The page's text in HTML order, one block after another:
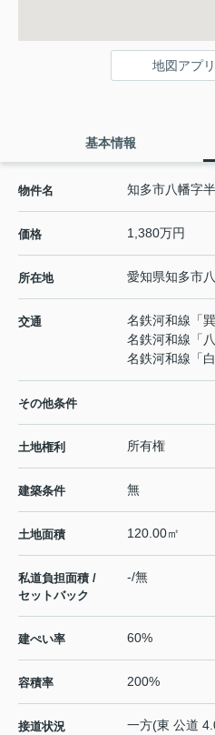
地図アプ
基本情報
物件名 知多市八幡字
価格 1,380万円
所在地 愛知県知多市
交通 名鉄河和線 「
名鉄河和線 「
名鉄河和線 「
その他条件
土地権利 所有権
建築条件 無
土地面積 120.00㎡
私道負担面積 /
セットバック
-/無
建ぺい率 60%
容積率 200%
接道状況 一方(東 公道